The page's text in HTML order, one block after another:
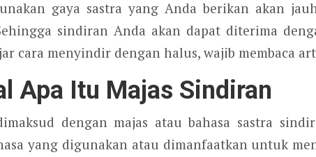
gaya sastra yang Anda berikan akan
sindiran Anda akan dapat diterima
cara menyindir dengan halus, wajib membaca
Apa Itu Majas Sindiran
dengan majas atau bahasa sastra
yang digunakan atau dimanfaatkan untuk